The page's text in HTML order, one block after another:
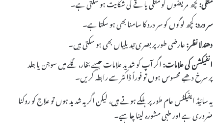
سر درد:کچھ لوگوں کو سر درد کا سامنا بھی ہو سکتا ہے۔
دھندلا نظر:عارضی طور پر بصری تبدیلیاں بھی ہو سکتی ہیں۔
انفیکشن کی علامات:اگر آپ کو شدید علامات جیسے بخار، گلے میں سوجن یا جلد
پر سرخ دھبے محسوس ہوں تو فوراً ڈاکٹر سے رابطہ کریں۔
یہ سائیڈ ایفیکٹس عام طور پر ہلکے ہوتے ہیں، لیکن اگر یہ شدید ہوں تو علاج کو روکنا
ضروری ہے اور طبی مشورہ لینا چاہیے۔